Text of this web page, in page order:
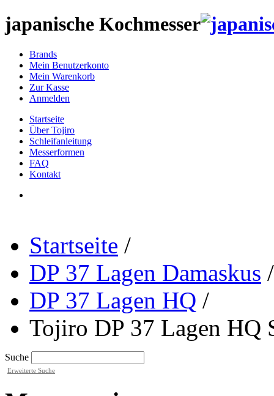
japanische Kochmesser
Brands
Mein Benutzerkonto
Mein Warenkorb
Zur Kasse
Anmelden
Startseite
Über Tojiro
Schleifanleitung
Messerformen
FAQ
Kontakt
Startseite /
DP 37 Lagen Damaskus /
DP 37 Lagen HQ /
Tojiro DP 37 Lagen HQ
Suche
Erweiterte Suche